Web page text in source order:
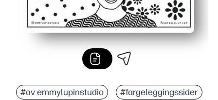
#av emmylupinstudio #fargeleggingssider